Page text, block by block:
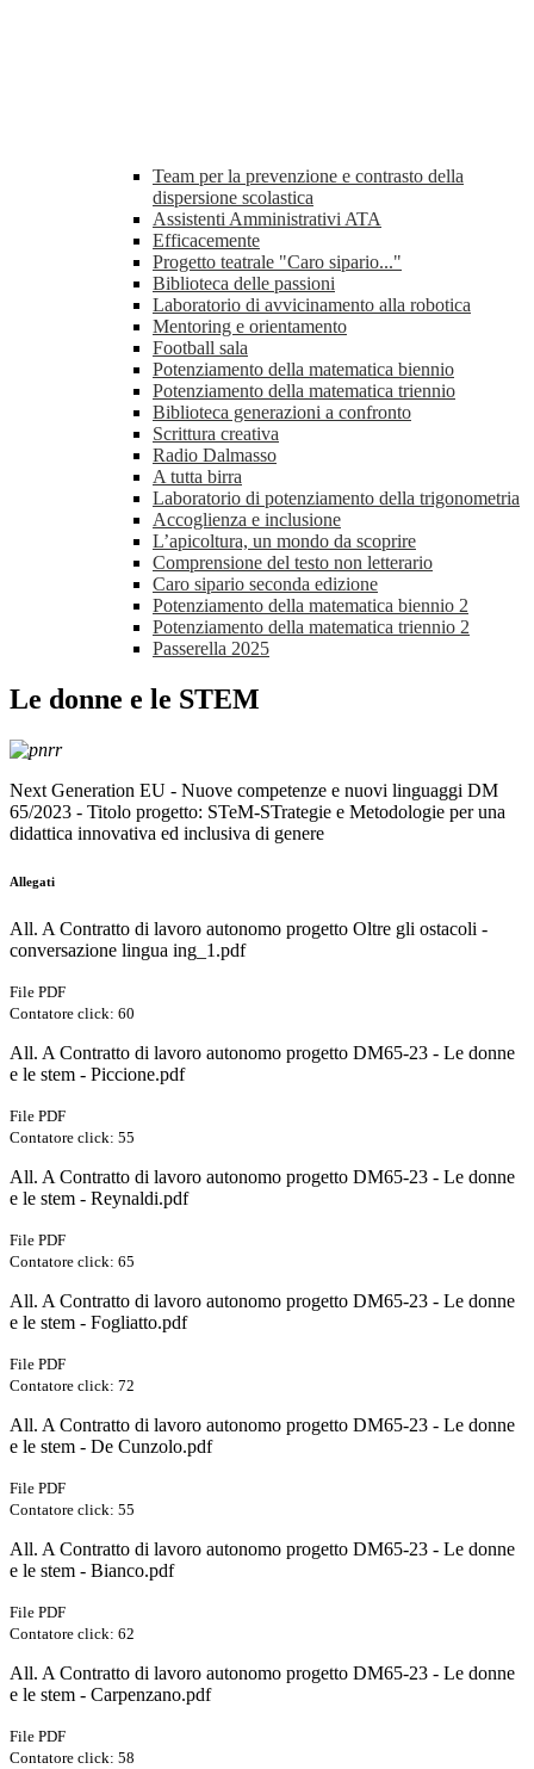
Team per la prevenzione e contrasto della
dispersione scolastica
Assistenti Amministrativi ATA
Efficacemente
Progetto teatrale "Caro sipario..."
Biblioteca delle passioni
Laboratorio di avvicinamento alla robotica
Mentoring e orientamento
Football sala
Potenziamento della matematica biennio
Potenziamento della matematica triennio
Biblioteca generazioni a confronto
Scrittura creativa
Radio Dalmasso
A tutta birra
Laboratorio di potenziamento della trigonometria
Accoglienza e inclusione
L’apicoltura, un mondo da scoprire
Comprensione del testo non letterario
Caro sipario seconda edizione
Potenziamento della matematica biennio 2
Potenziamento della matematica triennio 2
Passerella 2025
Le donne e le STEM
Next Generation EU - Nuove competenze e nuovi linguaggi DM
65/2023 - Titolo progetto: STeM-STrategie e Metodologie per una
didattica innovativa ed inclusiva di genere
Allegati
All. A Contratto di lavoro autonomo progetto Oltre gli ostacoli -
conversazione lingua ing_1.pdf
File PDF
Contatore click: 60
All. A Contratto di lavoro autonomo progetto DM65-23 - Le donne
e le stem - Piccione.pdf
File PDF
Contatore click: 55
All. A Contratto di lavoro autonomo progetto DM65-23 - Le donne
e le stem - Reynaldi.pdf
File PDF
Contatore click: 65
All. A Contratto di lavoro autonomo progetto DM65-23 - Le donne
e le stem - Fogliatto.pdf
File PDF
Contatore click: 72
All. A Contratto di lavoro autonomo progetto DM65-23 - Le donne
e le stem - De Cunzolo.pdf
File PDF
Contatore click: 55
All. A Contratto di lavoro autonomo progetto DM65-23 - Le donne
e le stem - Bianco.pdf
File PDF
Contatore click: 62
All. A Contratto di lavoro autonomo progetto DM65-23 - Le donne
e le stem - Carpenzano.pdf
File PDF
Contatore click: 58